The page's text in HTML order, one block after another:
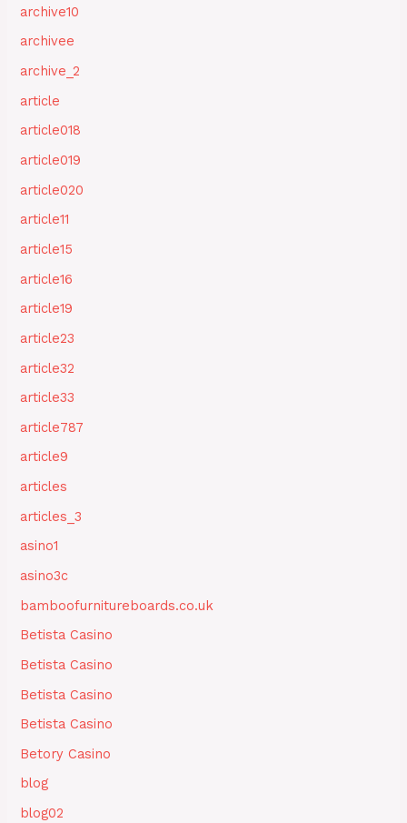
archive10
archivee
archive_2
article
article018
article019
article020
article11
article15
article16
article19
article23
article32
article33
article787
article9
articles
articles_3
asino1
asino3c
bamboofurnitureboards.co.uk
Betista Casino
Betista Casino
Betista Casino
Betista Casino
Betory Casino
blog
blog02